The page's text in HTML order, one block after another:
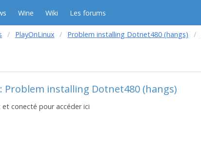
Wine Wiki Les forums
PlayOnLinux Problem installing Dotnet480 (hangs)
Problem installing Dotnet480 (hangs)
conecté pour accéder ici